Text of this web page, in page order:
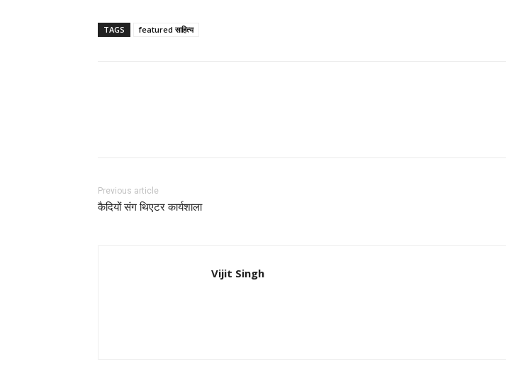
TAGS featured साहित्य
Previous article
कैदियों संग थिएटर कार्यशाला
Vijit Singh